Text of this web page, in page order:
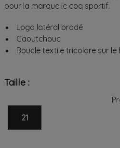
pour la marque le coq sportif.
Logo latéral brodé
Caoutchouc
Boucle textile tricolore sur le
Taille :
21